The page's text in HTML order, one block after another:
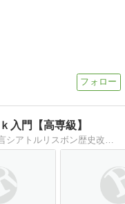
入門【高専級】
東海大前震トイレットペーパー備蓄宣言シアトルリスボン歴史改変米国没落災害過去呂具DATA人工地震津波核戦争災害預智夢〜グルメマニアNARO超説蟹成DRO【準備】